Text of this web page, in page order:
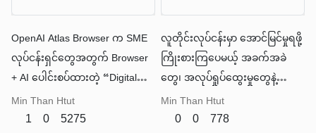
OpenAI Atlas Browser က SME
လုပ်ငန်းရှင်တွေအတွက် Browser
+ AI ပေါင်းစပ်ထားတဲ့ “Digital
Staff” တစ်ခုလိုပါပဲ။
Min Than Htut
1 0 5275
လူတိုင်းလုပ်ငန်းမှာ အောင်မြင်မှုရဖို့
ကြိုးစားကြပေမယ့် အခက်အခဲ
တွေ၊ အလုပ်ရှုပ်ထွေးမှုတွေနဲ့
ကြုံတွေ့နေရတာအမှန်ပါပဲ။
Min Than Htut
0 0 778